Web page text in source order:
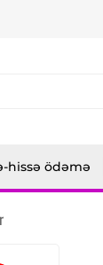
hissə ödəmə